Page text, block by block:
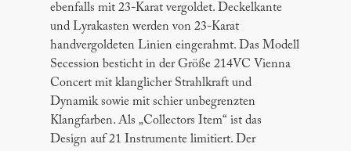
ebenfalls mit 23-Karat vergoldet. Deckelkante
und Lyrakasten werden von 23-Karat
handvergoldeten Linien eingerahmt. Das Modell
Secession besticht in der Größe 214VC Vienna
Concert mit klanglicher Strahlkraft und
Dynamik sowie mit schier unbegrenzten
Klangfarben. Als „Collectors Item“ ist das
Design auf 21 Instrumente limitiert. Der